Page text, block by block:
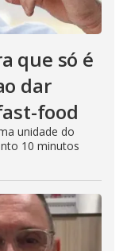
que só é
dar
food
unidade do
10 minutos